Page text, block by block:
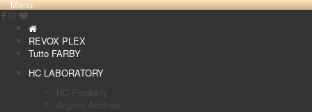
Menu
REVOX PLEX
Tutto FARBY
HC LABORATORY
HC Produkty
Argane Achinae